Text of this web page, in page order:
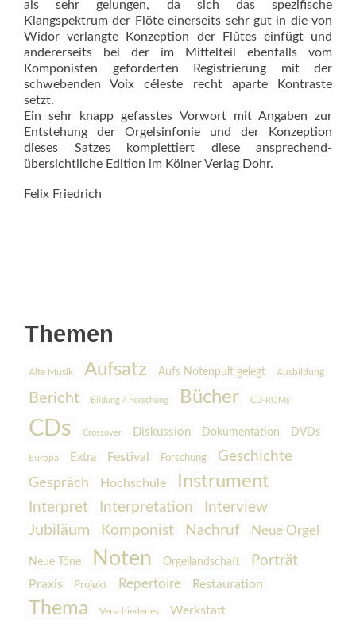
als sehr gelungen, da sich das spezifische
Klangspektrum der Flöte einerseits sehr gut in die von
Widor verlangte Konzeption der Flûtes einfügt und
andererseits bei der im Mittelteil ebenfalls vom
Komponisten geforderten Registrierung mit der
schwebenden Voix céleste recht aparte Kontraste
setzt.
Ein sehr knapp gefasstes Vorwort mit Angaben zur
Entstehung der Orgelsinfonie und der Konzeption
dieses Satzes komplettiert diese ansprechend-
übersichtliche Edition im Kölner Verlag Dohr.
Felix Friedrich
Themen
Alte Musik Aufsatz Aufs Notenpult gelegt Ausbildung
Bericht Bildung / Forschung Bücher CD-ROMs
CDs Crossover Diskussion Dokumentation DVDs
Europa Extra Festival Forschung Geschichte
Gespräch Hochschule Instrument
Interpret Interpretation
Interview
Jubiläum
Komponist Nachruf Neue Orgel
Neue Töne Noten Orgellandschaft Porträt
Praxis Projekt Repertoire Restauration
Thema Verschiedenes Werkstatt